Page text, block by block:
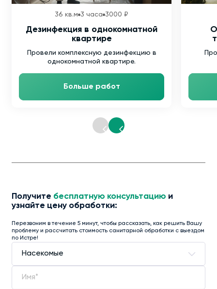
36 кв.м 3 часа 3000 ₽
Дезинфекция в однокомнатной
квартире
Провели комплексную дезинфекцию в
однокомнатной квартире.
Больше работ
Получите бесплатную консультацию и
узнайте цену обработки:
Перезвоним в течение 5 минут, чтобы рассказать, как решить Вашу
проблему и рассчитать стоимость санитарной обработки с выездом
по Истре!